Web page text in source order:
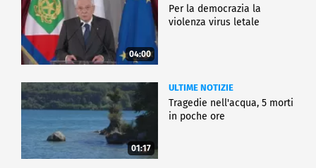
04:00
Per la democrazia la
violenza virus letale
01:17
ULTIME NOTIZIE
Tragedie nell'acqua, 5 morti
in poche ore